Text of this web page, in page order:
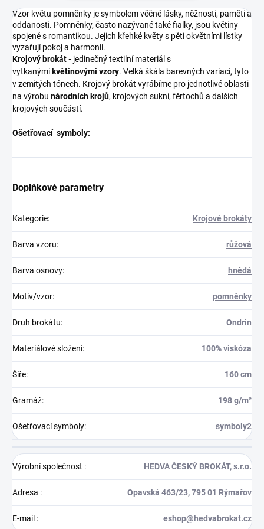
Vzor květu pomněnky je symbolem věčné lásky, něžnosti, paměti a
oddanosti. Pomněnky, často nazývané také fialky, jsou květiny
spojené s romantikou. Jejich křehké květy s pěti okvětními lístky
vyzařují pokoj a harmonii.
Krojový brokát - jedinečný textilní materiál s
vytkanými květinovými vzory. Velká škála barevných variací, tyto
v zemitých tónech. Krojový brokát vyrábíme pro jednotlivé oblasti
na výrobu národních krojů, krojových sukní, fěrtochů a dalších
krojových součástí.
Ošetřovací symboly:
Doplňkové parametry
Kategorie: Krojové brokáty
Barva vzoru: růžová
Barva osnovy: hnědá
Motiv/vzor: pomněnky
Druh brokátu: Ondrin
Materiálové složení: 100% viskóza
Šíře: 160 cm
Gramáž: 198 g/m²
Ošetřovací symboly: symboly2
Výrobní společnost : HEDVA ČESKÝ BROKÁT, s.r.o.
Adresa : Opavská 463/23, 795 01 Rýmařov
E-mail : eshop@hedvabrokat.cz